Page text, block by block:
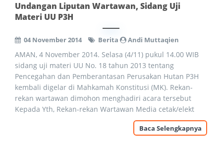
Undangan Liputan Wartawan, Sidang Uji
Materi UU P3H
04 November 2014 Berita Andi Muttaqien
AMAN, 4 November 2014. Selasa (4/11) pukul 14.00 WIB
sidang uji materi UU No. 18 tahun 2013 tentang
Pencegahan dan Pemberantasan Perusakan Hutan P3H
kembali digelar di Mahkamah Konstitusi (MK). Rekan-
rekan wartawan dimohon menghadiri acara tersebut
Kepada Yth, Rekan-rekan Wartawan Media cetak/elekt
Baca Selengkapnya